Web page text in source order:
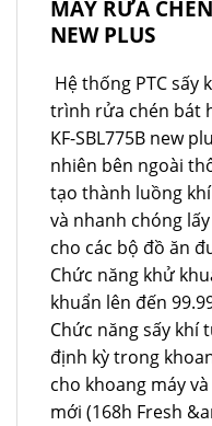
MÁY RỬA
NEW PLUS
Hệ thống PTC sấy
trình rửa chén bát
KF-SBL775B new
nhiên bên ngoài
tạo thành luồng
và nhanh chóng
cho các bộ đồ ăn
Chức năng khử
khuẩn lên đến
Chức năng sấy khí
định kỳ trong
cho khoang máy
mới (168h Fresh